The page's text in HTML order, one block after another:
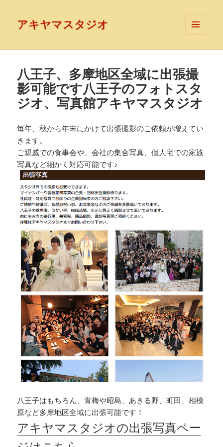
アキヤマスタジオ
ーとウ
ット
八王子、多摩地区全域に出張撮
影可能です八王子のフォトスタ
ジオ、写真館アキヤマスタジオ
毎年、秋から年末にかけて出張撮影のご依頼が増えてい
きます。
ご親戚での食事会や、会社の集合写真、個人宅での家族
写真など細かく対応可能です♪
八王子はもちろん、青梅や昭島、あきる野、町田、相模
原など多摩地区全域に出張可能です！
アキヤマスタジオの出張写真ペー